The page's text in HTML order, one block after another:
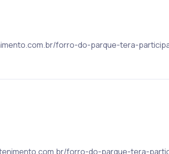
forro-do-parque-tera-
forro-do-parque-tera-